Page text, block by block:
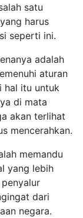
satu
harus
seperti ini.
adalah
aturan
hal itu untuk
di mata
akan terlihat
mencerahkan.
memandu
yang lebih
dari
negara.